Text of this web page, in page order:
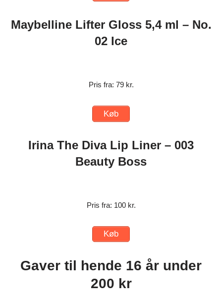
Maybelline Lifter Gloss 5,4 ml – No.
02 Ice
Pris fra: 79 kr.
Køb
Irina The Diva Lip Liner – 003
Beauty Boss
Pris fra: 100 kr.
Køb
Gaver til hende 16 år under
200 kr